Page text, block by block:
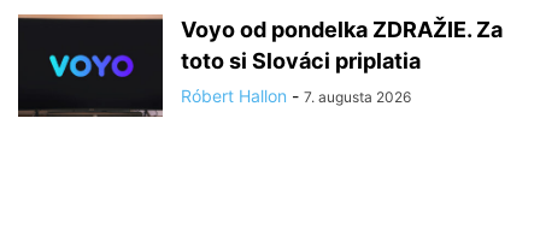
Voyo od pondelka ZDRAŽIE. Za
toto si Slováci priplatia
Róbert Hallon - 7. augusta 2026